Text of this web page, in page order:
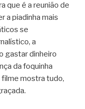
que é a reunião de
a piadinha mais
se
a
gastar dinheiro
da foquinha
mostra tudo,